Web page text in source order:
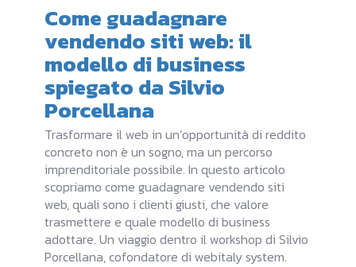
Come guadagnare
vendendo siti web: il
modello di business
spiegato da Silvio
Porcellana
Trasformare il web in un’opportunità di reddito
concreto non è un sogno, ma un percorso
imprenditoriale possibile. In questo articolo
scopriamo come guadagnare vendendo siti
web, quali sono i clienti giusti, che valore
trasmettere e quale modello di business
adottare. Un viaggio dentro il workshop di Silvio
Porcellana, cofondatore di webitaly system.